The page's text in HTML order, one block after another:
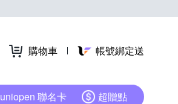
購物車 帳號綁定送
uniopen 聯名卡 超贈點